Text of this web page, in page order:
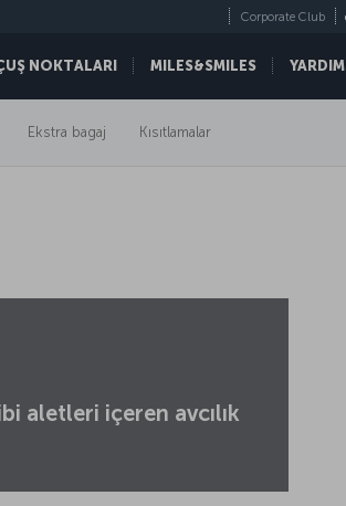
NOKTALARI MILES&SMILES YARDIM
Corporate Club
Ekstra bagaj Kısıtlamalar
aletleri içeren avcılık